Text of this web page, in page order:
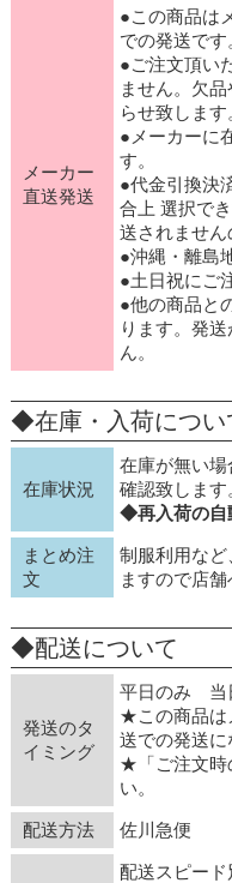
メーカー
直送発送
●この商品は
での発送です
●ご注文頂い
ません。欠
らせ致します
●メーカーに
す。
●代金引換決
合上 選択で
送されません
●沖縄・離島
●土日祝にご
●他の商品と
ります。発
ん。
◆在庫・入荷につい
在庫状況
在庫が無い
確認致します
◆再入荷の自
まとめ注
文
制服利用な
ますので店舗
◆配送について
発送のタ
イミング
平日のみ 当
★この商品は
送での発送に
★「ご注文時
い。
配送方法 佐川急便
配送スピード